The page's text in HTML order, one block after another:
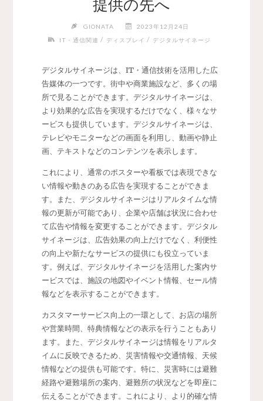
提供の先へ
GIONATA
2023年12月24日
IT・通信関連 / ディスプレイ / デジタルサイネージ
デジタルサイネージは、IT・通信技術を活用した広
告媒体の一つです。 街中や商業施設など、多くの場
所で見ることができます。デジタルサイネージは、
より効果的な広告を実現するだけでなく、様々なサ
ービスも提供しています。デジタルサイネージは、
テレビやモニターなどの画面を利用し、動画や静止
画、テキストなどのコンテンツを表示します。
これにより、通常のポスターや看板では表現できな
い情報や動きのある広告を実現することができま
す。また、デジタルサイネージはリアルタイムな情
報の更新が可能であり、企業や店舗は状況に合わせ
て広告や情報を変更することができます。デジタル
サイネージは、広告効果の向上だけでなく、利便性
の向上や新たなサービスの提供にも役立っていま
す。例えば、デジタルサイネージを活用した案内サ
ービスでは、施設の地図やイベント情報、セール情
報などを表示することができます。
カスタマーサービス向上の一環として、お店の場所
や営業時間、特典情報などの表示を行うこともあり
ます。また、デジタルサイネージは情報をリアルタ
イムに反映できるため、災害情報や交通情報、天候
情報などの提供も可能です。特に、災害時には避難
経路や避難場所の案内、避難所の状況などを即座に
伝えることができます。これにより、より的確な情